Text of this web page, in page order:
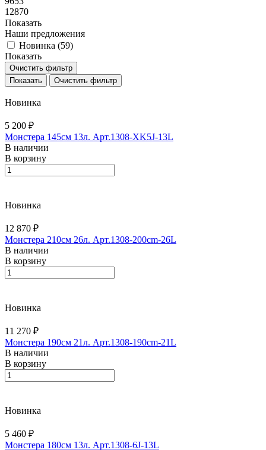
12870
Показать
Наши предложения
Новинка (59)
Показать
Очистить фильтр
Очистить фильтр
Новинка
5 200 ₽
Монстера 145см 13л. Арт.1308-XK5J-13L
В наличии
В корзину
Новинка
12 870 ₽
Монстера 210см 26л. Арт.1308-200cm-26L
В наличии
В корзину
Новинка
11 270 ₽
Монстера 190см 21л. Арт.1308-190cm-21L
В наличии
В корзину
Новинка
5 460 ₽
Монстера 180см 13л. Арт.1308-6J-13L